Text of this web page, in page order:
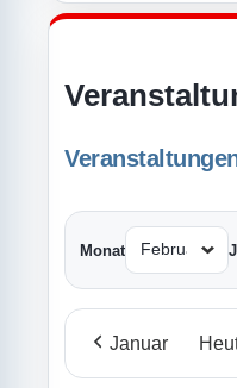
Monat
Januar